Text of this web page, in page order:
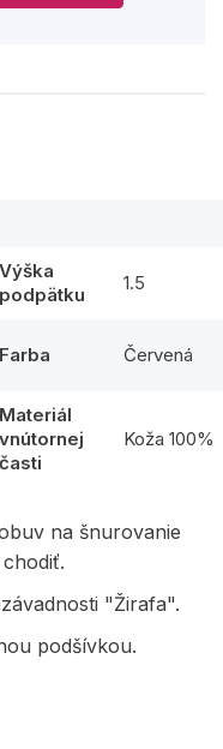
Výška
podpätku
1.5
Farba Červená
Materiál
vnútornej
časti
Koža 100%
na šnurovanie
"Žirafa".
podšívkou.